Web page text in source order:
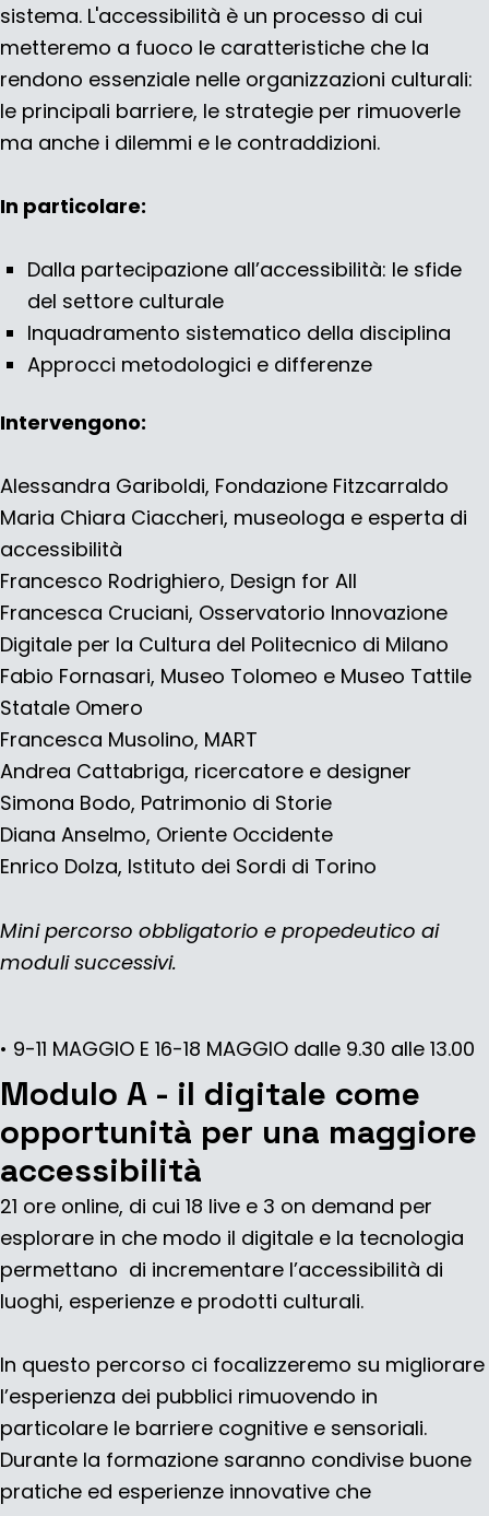
sistema. L'accessibilità è un processo di cui
metteremo a fuoco le caratteristiche che la
rendono essenziale nelle organizzazioni culturali:
le principali barriere, le strategie per rimuoverle
ma anche i dilemmi e le contraddizioni.
In particolare:
Dalla partecipazione all’accessibilità: le sfide
del settore culturale
Inquadramento sistematico della disciplina
Approcci metodologici e differenze
Intervengono:
Alessandra Gariboldi, Fondazione Fitzcarraldo
Maria Chiara Ciaccheri, museologa e esperta di
accessibilità
Francesco Rodrighiero, Design for All
Francesca Cruciani, Osservatorio Innovazione
Digitale per la Cultura del Politecnico di Milano
Fabio Fornasari, Museo Tolomeo e Museo Tattile
Statale Omero
Francesca Musolino, MART
Andrea Cattabriga, ricercatore e designer
Simona Bodo, Patrimonio di Storie
Diana Anselmo, Oriente Occidente
Enrico Dolza, Istituto dei Sordi di Torino
Mini percorso obbligatorio e propedeutico ai
moduli successivi.
• 9-11 MAGGIO E 16-18 MAGGIO dalle 9.30 alle 13.00
Modulo A - il digitale come
opportunità per una maggiore
accessibilità
21 ore online, di cui 18 live e 3 on demand per
esplorare in che modo il digitale e la tecnologia
permettano di incrementare l’accessibilità di
luoghi, esperienze e prodotti culturali.
In questo percorso ci focalizzeremo su migliorare
l’esperienza dei pubblici rimuovendo in
particolare le barriere cognitive e sensoriali.
Durante la formazione saranno condivise buone
pratiche ed esperienze innovative che